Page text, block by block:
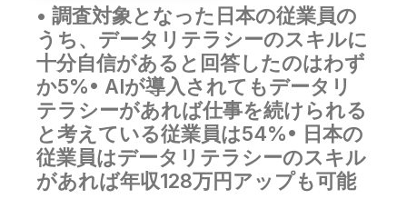
Back
コミュニティ
カスタマーサポート
カスタマーポータル
初期トレーニング
製品関連
Back
企業情報
採用情報
ニュースルーム
事業所 / 連絡先
Back
Qlik
Talend
Qlik のデータ統合とデータ分析の価値を最大化
すべての製品
トな意思決定を促進します。
データ分析の価格
適切なデータ分析プランで、より優れたインサイトを獲得し、ビジネス成果
の達成をサポートします。
リソースライブラリ
コミュニティ
• 調査対象となった日本の従業員の
うち、データリテラシーのスキルに
十分自信があると回答したのはわず
か5%• AIが導入されてもデータリ
テラシーがあれば仕事を続けられる
と考えている従業員は54%• 日本の
従業員はデータリテラシーのスキル
があれば年収128万円アップも可能